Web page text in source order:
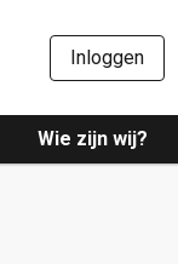
Inloggen
Wie zijn wij?